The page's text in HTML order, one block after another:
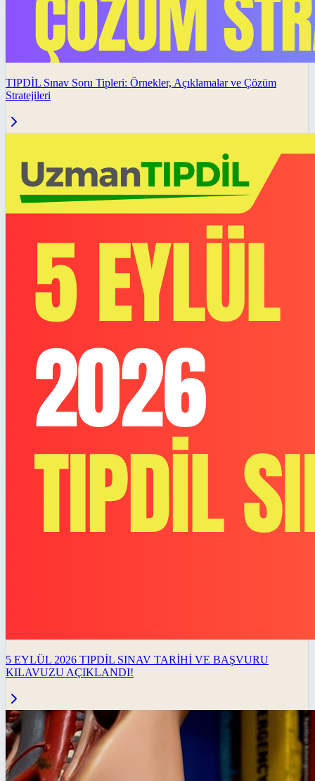
TIPDİL Sınav Soru Tipleri: Örnekler, Açıklamalar ve Çözüm
Stratejileri
5 EYLÜL 2026 TIPDİL SINAV TARİHİ VE BAŞVURU
KILAVUZU AÇIKLANDI!